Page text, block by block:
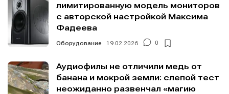
лимитированную модель мониторов
с авторской настройкой Максима
Фадеева
Оборудование 19.02.2026 0
Аудиофилы не отличили медь от
банана и мокрой земли: слепой тест
неожиданно развенчал «магию